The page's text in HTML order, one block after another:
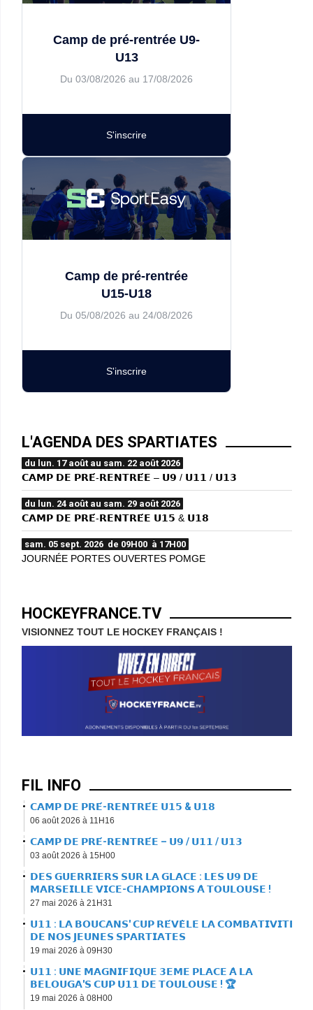
Camp de pré-rentrée U9-
U13
Du 03/08/2026 au 17/08/2026
S'inscrire
Camp de pré-rentrée
U15-U18
Du 05/08/2026 au 24/08/2026
S'inscrire
L'AGENDA DES SPARTIATES
du lun. 17 août au sam. 22 août 2026
𝗖𝗔𝗠𝗣 𝗗𝗘 𝗣𝗥𝗘́-𝗥𝗘𝗡𝗧𝗥𝗘́𝗘 – 𝗨𝟵 / 𝗨𝟭𝟭 / 𝗨𝟭𝟯
du lun. 24 août au sam. 29 août 2026
𝗖𝗔𝗠𝗣 𝗗𝗘 𝗣𝗥𝗘́-𝗥𝗘𝗡𝗧𝗥𝗘́𝗘 𝗨𝟭𝟱 & 𝗨𝟭𝟴
sam. 05 sept. 2026 de 09H00 à 17H00
JOURNÉE PORTES OUVERTES POMGE
HOCKEYFRANCE.TV
VISIONNEZ TOUT LE HOCKEY FRANÇAIS !
FIL INFO
𝗖𝗔𝗠𝗣 𝗗𝗘 𝗣𝗥𝗘́-𝗥𝗘𝗡𝗧𝗥𝗘́𝗘 𝗨𝟭𝟱 & 𝗨𝟭𝟴
06 août 2026 à 11H16
𝗖𝗔𝗠𝗣 𝗗𝗘 𝗣𝗥𝗘́-𝗥𝗘𝗡𝗧𝗥𝗘́𝗘 – 𝗨𝟵 / 𝗨𝟭𝟭 / 𝗨𝟭𝟯
03 août 2026 à 15H00
𝗗𝗘𝗦 𝗚𝗨𝗘𝗥𝗥𝗜𝗘𝗥𝗦 𝗦𝗨𝗥 𝗟𝗔 𝗚𝗟𝗔𝗖𝗘 : 𝗟𝗘𝗦 𝗨𝟵 𝗗𝗘
𝗠𝗔𝗥𝗦𝗘𝗜𝗟𝗟𝗘 𝗩𝗜𝗖𝗘-𝗖𝗛𝗔𝗠𝗣𝗜𝗢𝗡𝗦 𝗔̀ 𝗧𝗢𝗨𝗟𝗢𝗨𝗦𝗘 !
27 mai 2026 à 21H31
𝗨𝟭𝟭 : 𝗟𝗔 𝗕𝗢𝗨𝗖𝗔𝗡𝗦' 𝗖𝗨𝗣 𝗥𝗘́𝗩𝗘̀𝗟𝗘 𝗟𝗔 𝗖𝗢𝗠𝗕𝗔𝗧𝗜𝗩𝗜𝗧𝗘́
𝗗𝗘 𝗡𝗢𝗦 𝗝𝗘𝗨𝗡𝗘𝗦 𝗦𝗣𝗔𝗥𝗧𝗜𝗔𝗧𝗘𝗦
19 mai 2026 à 09H30
𝗨𝟭𝟭 : 𝗨𝗡𝗘 𝗠𝗔𝗚𝗡𝗜𝗙𝗜𝗤𝗨𝗘 𝟯𝗘𝗠𝗘 𝗣𝗟𝗔𝗖𝗘 𝗔̀ 𝗟𝗔
𝗕𝗘𝗟𝗢𝗨𝗚𝗔'𝗦 𝗖𝗨𝗣 𝗨𝟭𝟭 𝗗𝗘 𝗧𝗢𝗨𝗟𝗢𝗨𝗦𝗘 ! 🏆
19 mai 2026 à 08H00